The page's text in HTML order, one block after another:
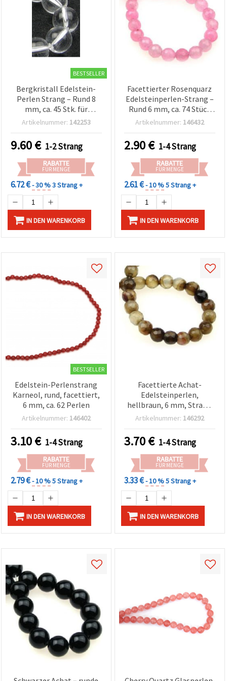
BESTSELLER
Bergkristall Edelstein-
Perlen Strang – Rund 8
mm, ca. 45 Stk. für
zeitlose Schmuck- &
Artikelnummer: 142253
9.60€ 1-2 Strang
RABATTE
FÜR MENGE
6.72 €- 30 %3 Strang +
IN DEN WARENKORB
Facettierter Rosenquarz
Edelsteinperlen-Strang –
Rund 6 mm, ca. 74 Stück
für romantische &
Schmuckherstellung
(Basteln & DIY)
Artikelnummer: 146432
2.90€ 1-4 Strang
RABATTE
FÜR MENGE
2.61 €- 10 %5 Strang +
IN DEN WARENKORB
BESTSELLER
Edelstein-Perlenstrang
Karneol, rund, facettiert,
6 mm, ca. 62 Perlen
Artikelnummer: 146402
3.10€ 1-4 Strang
RABATTE
FÜR MENGE
2.79 €- 10 %5 Strang +
IN DEN WARENKORB
Facettierte Achat-
Edelsteinperlen,
hellbraun, 6 mm, Strang
(ca. 60 Stück) für
Fädeln, Armbänder &
Ketten
Artikelnummer: 146292
3.70€ 1-4 Strang
RABATTE
FÜR MENGE
3.33 €- 10 %5 Strang +
IN DEN WARENKORB